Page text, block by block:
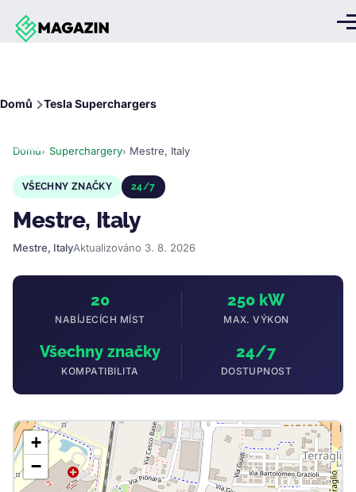
Přejít k hlavnímu obsahu
Domů Tesla Superchargers
Domů Superchargery Mestre, Italy
VŠECHNY ZNAČKY 24/7
Mestre, Italy
Mestre, ItalyAktualizováno 3. 8. 2026
20
NABÍJECÍCH MÍST
250 kW
MAX. VÝKON
Všechny značky
KOMPATIBILITA
24/7
DOSTUPNOST
+
−